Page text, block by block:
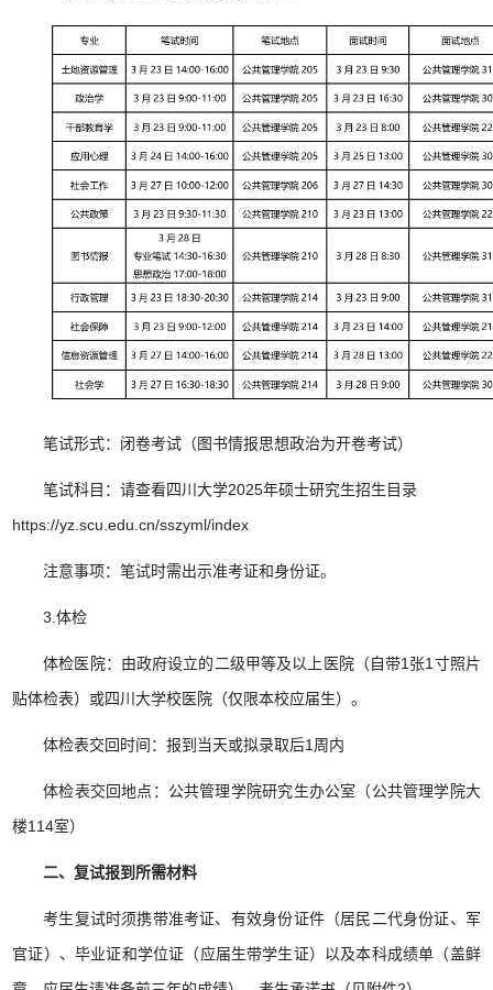
笔试形式：闭卷考试（图书情报思想政治为开卷考试）
笔试科目：请查看四川大学2025年硕士研究生招生目录
https://yz.scu.edu.cn/sszyml/index
注意事项：笔试时需出示准考证和身份证。
3.体检
体检医院：由政府设立的二级甲等及以上医院（自带1 张1 寸照片
贴体检表）或四川大学校医院（仅限本校应届生）。
体检表交回时间：报到当天或拟录取后1 周内
体检表交回地点：公共管理学院研究生办公室（公共管理学院大
楼114室）
二、复试报到所需材料
考生复试时须携带准考证、有效身份证件（居民二代身份证、军
官证）、毕业证和学位证（应届生带学生证）以及本科成绩单（盖鲜